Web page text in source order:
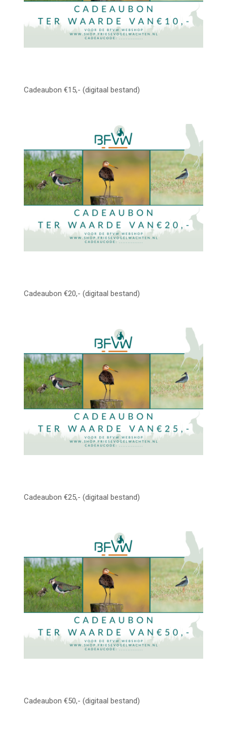
Cadeaubon €15,- (digitaal bestand)
Cadeaubon €20,- (digitaal bestand)
Cadeaubon €25,- (digitaal bestand)
Cadeaubon €50,- (digitaal bestand)